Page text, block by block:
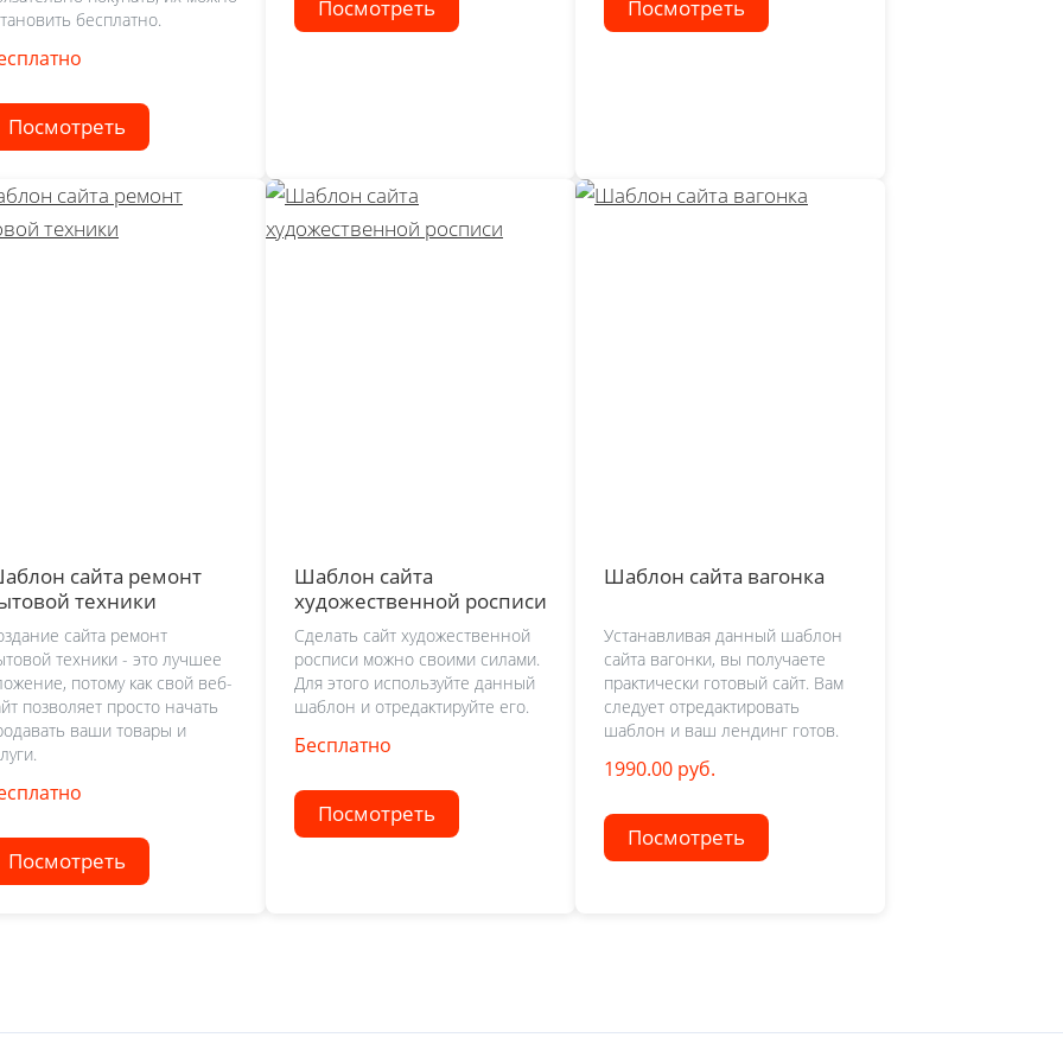
бесплатно.
Посмотреть
Посмотреть Посмотреть
сайта ремонт
техники
сайта ремонт
техники - это лучшее
потому как свой веб-
позволяет просто начать
ваши товары и
Посмотреть
Шаблон сайта
художественной росписи
Сделать сайт художественной
росписи можно своими силами.
Для этого используйте данный
шаблон и отредактируйте его.
Бесплатно
Посмотреть
Шаблон сайта вагонка
Устанавливая данный шаблон
сайта вагонки, вы получаете
практически готовый сайт. Вам
следует отредактировать
шаблон и ваш лендинг готов.
1990.00 руб.
Посмотреть